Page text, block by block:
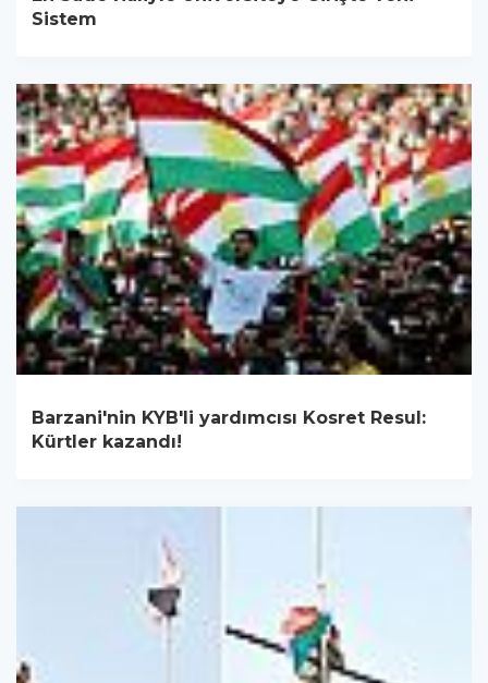
Sistem
Barzani'nin KYB'li yardımcısı Kosret Resul:
Kürtler kazandı!